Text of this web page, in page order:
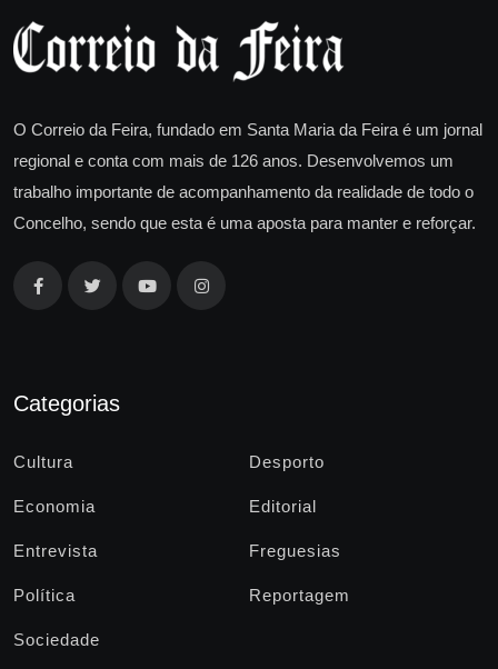
O Correio da Feira, fundado em Santa Maria da Feira é um jornal
regional e conta com mais de 126 anos. Desenvolvemos um
trabalho importante de acompanhamento da realidade de todo o
Concelho, sendo que esta é uma aposta para manter e reforçar.
Categorias
Cultura Desporto
Economia Editorial
Entrevista Freguesias
Política Reportagem
Sociedade